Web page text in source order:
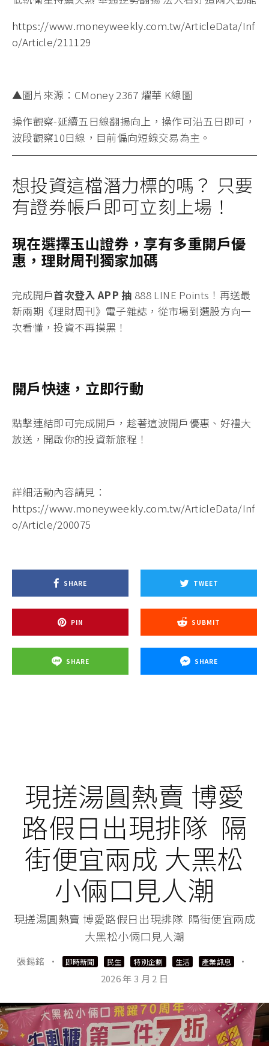
https://www.moneyweekly.com.tw/ArticleData/Inf
o/Article/211129
▲圖片來源：CMoney 2367 燿華 K線圖
操作觀察-延續五日線翻揚向上，操作可沿五日即可，
波段觀察10日線，目前偏向短線交易為主。
想投資這檔潛力標的嗎？ 只要
有證券帳戶即可立刻上場！
現在選擇玉山證券，享有多重開戶優
惠，理財周刊獨家加碼
完成開戶首次登入 APP 抽 888 LINE Points！ 再送最
新兩期《理財周刊》電子雜誌 ，從市場到選股方向一
次看懂，投資不再摸黑！
開戶快速，立即行動
點擊連結即可完成開戶 ，趁著這波開戶優惠、好禮大
放送，開啟你的投資新旅程！
詳細活動內容請見：
https://www.moneyweekly.com.tw/ArticleData/Inf
o/Article/200075
SHARE TWEET
PIN SUBMIT
SHARE SHARE
現搓湯圓熱賣 博愛
路假日出現排隊 隔
街便宜兩成 大黑松
小倆口見人潮
現搓湯圓熱賣 博愛路假日出現排隊 隔街便宜兩成
大黑松小倆口見人潮
張錫銘 · 即時新聞 民生 特別企劃 生活 產業訊息
·
2026 年 3 月 2 日